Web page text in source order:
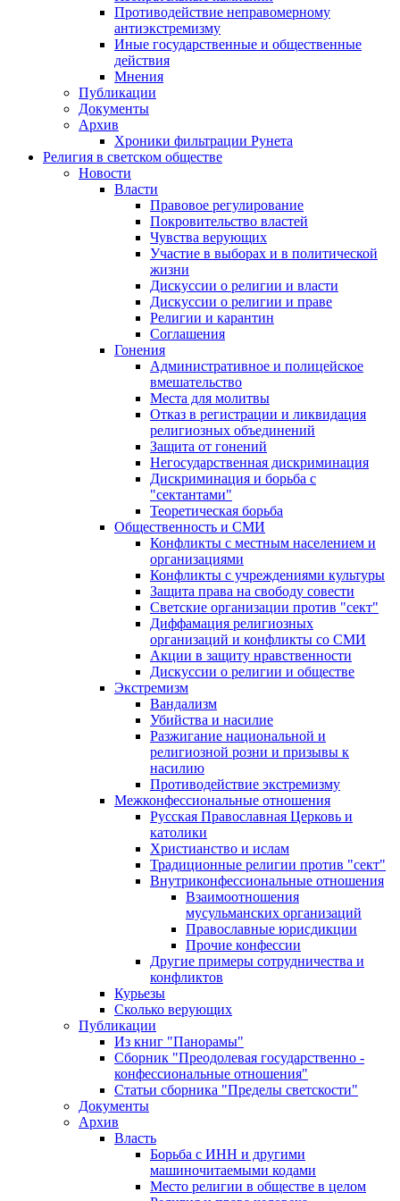
Противодействие неправомерному
антиэкстремизму
Иные государственные и общественные
действия
Мнения
Публикации
Документы
Архив
Хроники фильтрации Рунета
Религия в светском обществе
Новости
Власти
Правовое регулирование
Покровительство властей
Чувства верующих
Участие в выборах и в политической
жизни
Дискуссии о религии и власти
Дискуссии о религии и праве
Религии и карантин
Соглашения
Гонения
Административное и полицейское
вмешательство
Места для молитвы
Отказ в регистрации и ликвидация
религиозных объединений
Защита от гонений
Негосударственная дискриминация
Дискриминация и борьба с
"сектантами"
Теоретическая борьба
Общественность и СМИ
Конфликты с местным населением и
организациями
Конфликты с учреждениями культуры
Защита права на свободу совести
Светские организации против "сект"
Диффамация религиозных
организаций и конфликты со СМИ
Акции в защиту нравственности
Дискуссии о религии и обществе
Экстремизм
Вандализм
Убийства и насилие
Разжигание национальной и
религиозной розни и призывы к
насилию
Противодействие экстремизму
Межконфессиональные отношения
Русская Православная Церковь и
католики
Христианство и ислам
Традиционные религии против "сект"
Внутриконфессиональные отношения
Взаимоотношения
мусульманских организаций
Православные юрисдикции
Прочие конфессии
Другие примеры сотрудничества и
конфликтов
Курьезы
Сколько верующих
Публикации
Из книг "Панорамы"
Сборник "Преодолевая государственно -
конфессиональные отношения"
Статьи сборника "Пределы светскости"
Документы
Архив
Власть
Борьба с ИНН и другими
машиночитаемыми кодами
Место религии в обществе в целом